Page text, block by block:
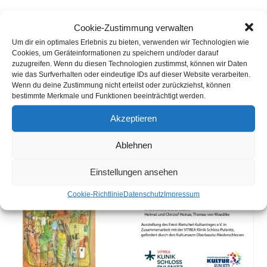
Cookie-Zustimmung verwalten
Um dir ein optimales Erlebnis zu bieten, verwenden wir Technologien wie
Cookies, um Geräteinformationen zu speichern und/oder darauf
zuzugreifen. Wenn du diesen Technologien zustimmst, können wir Daten
wie das Surfverhalten oder eindeutige IDs auf dieser Website verarbeiten.
Wenn du deine Zustimmung nicht erteilst oder zurückziehst, können
bestimmte Merkmale und Funktionen beeinträchtigt werden.
Akzeptieren
Ablehnen
Einstellungen ansehen
Cookie-RichtlinieDatenschutzImpressum